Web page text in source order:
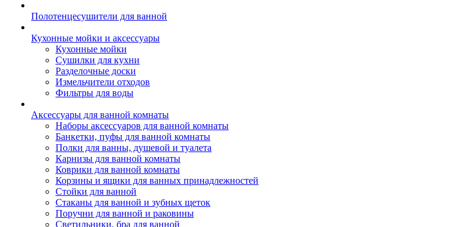
Полотенцесушители для ванной
Кухонные мойки и аксессуары
Кухонные мойки
Сушилки для кухни
Разделочные доски
Измельчители отходов
Фильтры для воды
Аксессуары для ванной комнаты
Наборы аксессуаров для ванной комнаты
Банкетки, пуфы для ванной комнаты
Полки для ванны, душевой и туалета
Карнизы для ванной комнаты
Коврики для ванной комнаты
Корзины и ящики для ванных принадлежностей
Стойки для ванной
Стаканы для ванной и зубных щеток
Поручни для ванной и раковины
Светильники, бра для ванной